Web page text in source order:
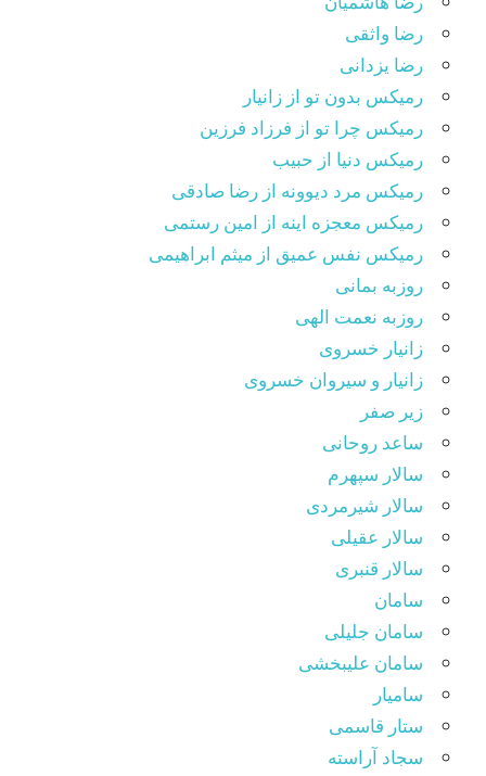
رضا واثقی
رضا یزدانی
رمیکس بدون تو از زانیار
رمیکس چرا تو از فرزاد فرزین
رمیکس دنیا از حبیب
رمیکس مرد دیوونه از رضا صادقی
رمیکس معجزه اینه از امین رستمی
رمیکس نفس عمیق از میثم ابراهیمی
روزبه بمانی
روزبه نعمت الهی
زانیار خسروی
زانیار و سیروان خسروی
زیر صفر
ساعد روحانی
سالار سپهرم
سالار شیرمردی
سالار عقیلی
سالار قنبری
سامان
سامان جلیلی
سامان علیبخشی
سامیار
ستار قاسمی
سجاد آراسته